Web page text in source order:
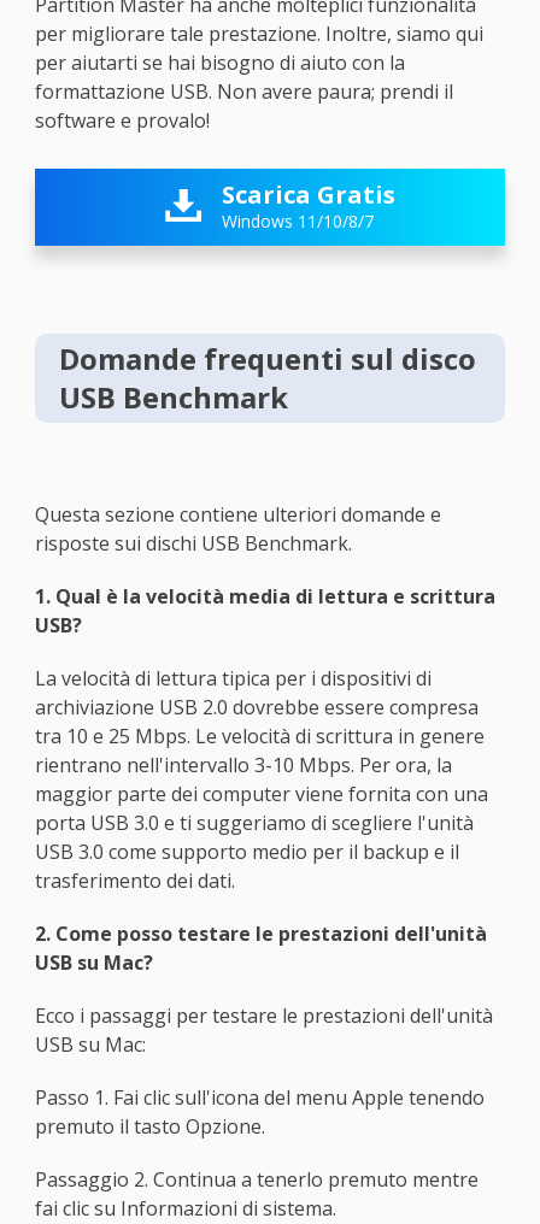
Partition Master ha anche molteplici funzionalità
per migliorare tale prestazione. Inoltre, siamo qui
per aiutarti se hai bisogno di aiuto con la
formattazione USB. Non avere paura; prendi il
software e provalo!
 Scarica Gratis
Windows 11/10/8/7
Domande frequenti sul disco
USB Benchmark
Questa sezione contiene ulteriori domande e
risposte sui dischi USB Benchmark.
1. Qual è la velocità media di lettura e scrittura
USB?
La velocità di lettura tipica per i dispositivi di
archiviazione USB 2.0 dovrebbe essere compresa
tra 10 e 25 Mbps. Le velocità di scrittura in genere
rientrano nell'intervallo 3-10 Mbps. Per ora, la
maggior parte dei computer viene fornita con una
porta USB 3.0 e ti suggeriamo di scegliere l'unità
USB 3.0 come supporto medio per il backup e il
trasferimento dei dati.
2. Come posso testare le prestazioni dell'unità
USB su Mac?
Ecco i passaggi per testare le prestazioni dell'unità
USB su Mac:
Passo 1. Fai clic sull'icona del menu Apple tenendo
premuto il tasto Opzione.
Passaggio 2. Continua a tenerlo premuto mentre
fai clic su Informazioni di sistema.